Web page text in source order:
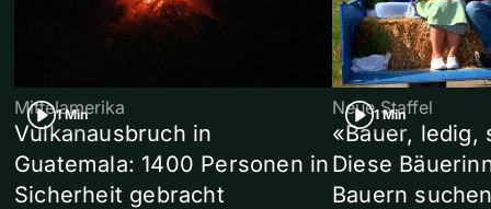
1 Min
Mittelamerika
Vulkanausbruch in
Guatemala: 1400 Personen in
Sicherheit gebracht
1 Min
Neue Staffel
«Bauer, ledig,
Diese
Bauern